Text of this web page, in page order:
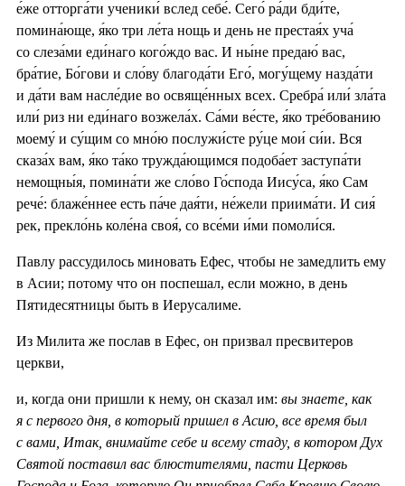
е́же отторга́ти ученики́ вслед себе́. Сего́ ра́ди бди́те,
помина́юще, я́ко три ле́та нощь и день не престая́х уча́
со слеза́ми еди́наго кого́ждо вас. И ны́не предаю́ вас,
бра́тие, Бо́гови и сло́ву благода́ти Его́, могу́щему назда́ти
и да́ти вам насле́дие во освяще́нных всех. Сребра́ или́ зла́та
или́ риз ни еди́наго возжела́х. Са́ми ве́сте, я́ко тре́бованию
моему́ и су́щим со мно́ю послужи́сте ру́це мои́ си́и. Вся
сказа́х вам, я́ко та́ко тружда́ющимся подоба́ет заступа́ти
немощны́я, помина́ти же сло́во Го́спода Иису́са, я́ко Сам
рече́: блаже́ннее есть па́че дая́ти, не́жели приима́ти. И сия́
рек, прекло́нь коле́на своя́, со все́ми и́ми помоли́ся.
Павлу рассудилось миновать Ефес, чтобы не замедлить ему
в Асии; потому что он поспешал, если можно, в день
Пятидесятницы быть в Иерусалиме.
Из Милита же послав в Ефес, он призвал пресвитеров
церкви,
и, когда они пришли к нему, он сказал им: вы знаете, как
я с первого дня, в который пришел в Асию, все время был
с вами, Итак, внимайте себе и всему стаду, в котором Дух
Святой поставил вас блюстителями, пасти Церковь